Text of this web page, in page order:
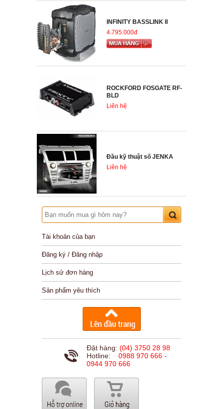
INFINITY BASSLINK II
4.795.000đ
ROCKFORD FOSGATE RF-
BLD
Liên hệ
Đầu kỹ thuật số JENKA
Liên hệ
Tài khoản của bạn
Đăng ký / Đăng nhập
Lịch sử đơn hàng
Sản phẩm yêu thích
Đặt hàng: (04) 3750 28 98
Hotline: 0988 970 666 -
0944 970 666